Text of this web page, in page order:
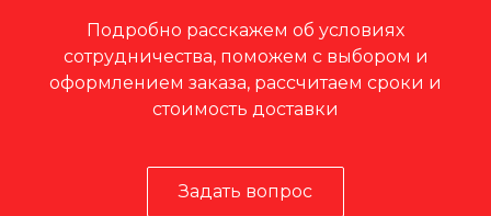
Подробно расскажем об условиях
сотрудничества, поможем с выбором и
оформлением заказа, рассчитаем сроки и
стоимость доставки
Задать вопрос